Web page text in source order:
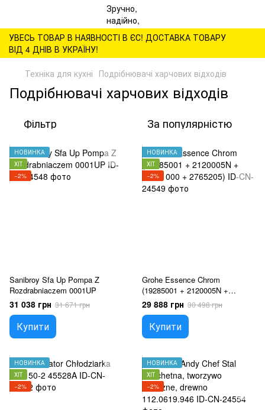
УВЕСЬ ТОВАР В НАЯВНОСТІ В ЄС! ДОСТАВКА ТОВАРУ
ВІД 4 ДНІВ В УКРАЇНУ!
Техніка для кухні Подрібнювачі харчових відходів
Подрібнювачі харчових відходів
Фільтр За популярністю
НОВИНКА
ХІТ
−2%
Sanibroy Sfa Up Pompa Z
Rozdrabniaczem 0001UP
31 038 грн 31 671 грн
Купити
НОВИНКА
ХІТ
−2%
Grohe Essence Chrom
(19285001 + 2120005N +
35501000 + 2765205)
29 888 грн 30 498 грн
Купити
НОВИНКА
ХІТ
−2%
НОВИНКА
ХІТ
−2%